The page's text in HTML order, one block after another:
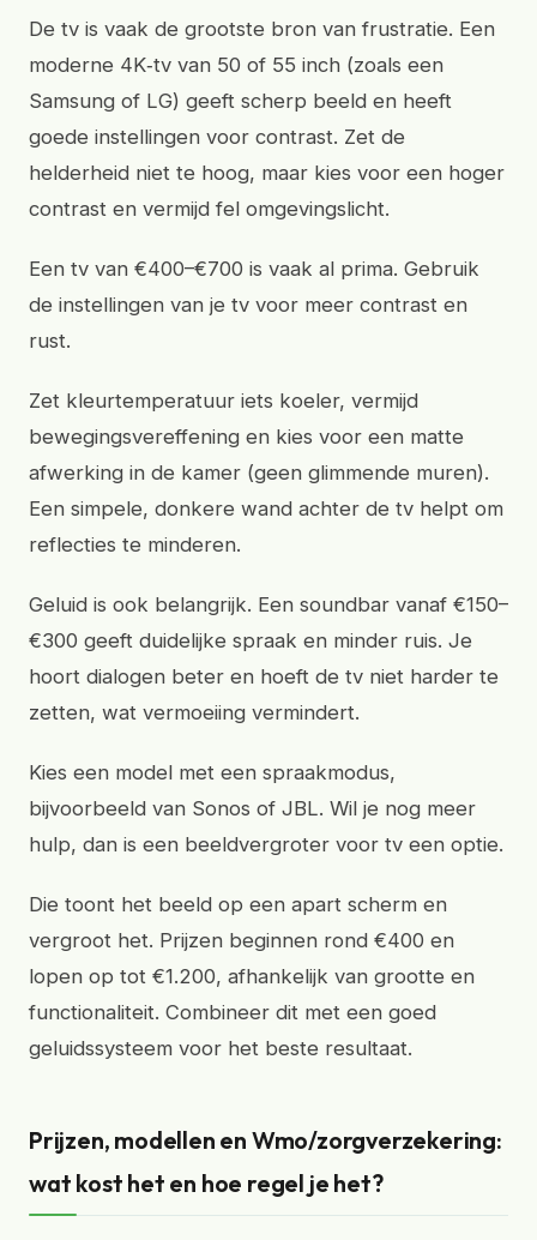
De tv is vaak de grootste bron van frustratie. Een
moderne 4K‑tv van 50 of 55 inch (zoals een
Samsung of LG) geeft scherp beeld en heeft
goede instellingen voor contrast. Zet de
helderheid niet te hoog, maar kies voor een hoger
contrast en vermijd fel omgevingslicht.
Een tv van €400–€700 is vaak al prima. Gebruik
de instellingen van je tv voor meer contrast en
rust.
Zet kleurtemperatuur iets koeler, vermijd
bewegingsvereffening en kies voor een matte
afwerking in de kamer (geen glimmende muren).
Een simpele, donkere wand achter de tv helpt om
reflecties te minderen.
Geluid is ook belangrijk. Een soundbar vanaf €150–
€300 geeft duidelijke spraak en minder ruis. Je
hoort dialogen beter en hoeft de tv niet harder te
zetten, wat vermoeiing vermindert.
Kies een model met een spraakmodus,
bijvoorbeeld van Sonos of JBL. Wil je nog meer
hulp, dan is een beeldvergroter voor tv een optie.
Die toont het beeld op een apart scherm en
vergroot het. Prijzen beginnen rond €400 en
lopen op tot €1.200, afhankelijk van grootte en
functionaliteit. Combineer dit met een goed
geluidssysteem voor het beste resultaat.
Prijzen, modellen en Wmo/zorgverzekering:
wat kost het en hoe regel je het?